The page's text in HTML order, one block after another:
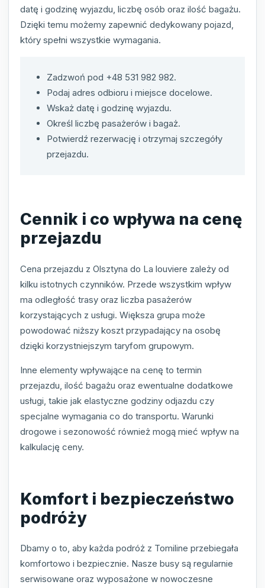
datę i godzinę wyjazdu, liczbę osób oraz ilość bagażu.
Dzięki temu możemy zapewnić dedykowany pojazd,
który spełni wszystkie wymagania.
Zadzwoń pod +48 531 982 982.
Podaj adres odbioru i miejsce docelowe.
Wskaż datę i godzinę wyjazdu.
Określ liczbę pasażerów i bagaż.
Potwierdź rezerwację i otrzymaj szczegóły
przejazdu.
Cennik i co wpływa na cenę
przejazdu
Cena przejazdu z Olsztyna do La louviere zależy od
kilku istotnych czynników. Przede wszystkim wpływ
ma odległość trasy oraz liczba pasażerów
korzystających z usługi. Większa grupa może
powodować niższy koszt przypadający na osobę
dzięki korzystniejszym taryfom grupowym.
Inne elementy wpływające na cenę to termin
przejazdu, ilość bagażu oraz ewentualne dodatkowe
usługi, takie jak elastyczne godziny odjazdu czy
specjalne wymagania co do transportu. Warunki
drogowe i sezonowość również mogą mieć wpływ na
kalkulację ceny.
Komfort i bezpieczeństwo
podróży
Dbamy o to, aby każda podróż z Tomiline przebiegała
komfortowo i bezpiecznie. Nasze busy są regularnie
serwisowane oraz wyposażone w nowoczesne